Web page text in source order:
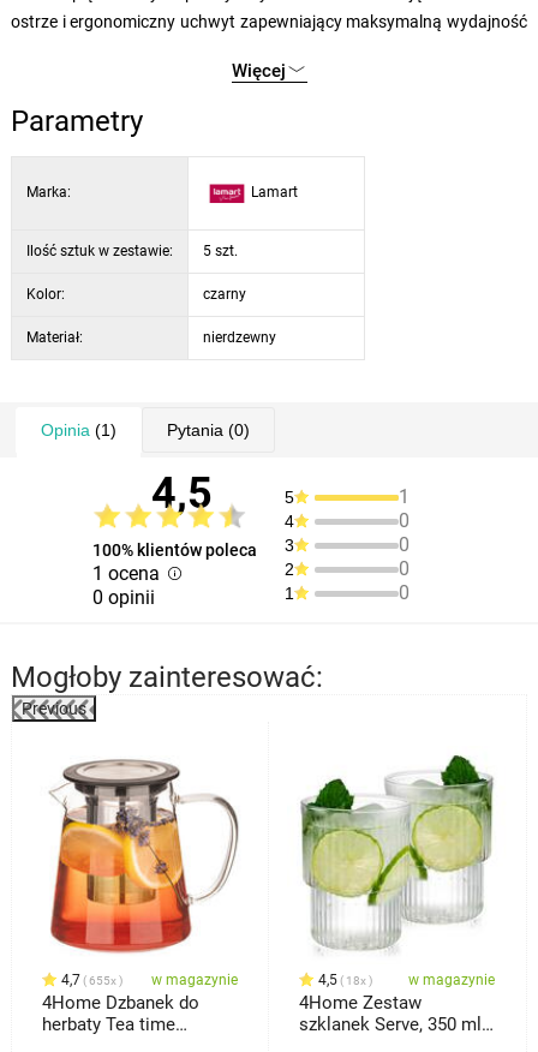
ostrze i ergonomiczny uchwyt zapewniający maksymalną wydajność
Materiał nie wpływa na zapach ani smak krojonych produktów.
Po użyciu zalecamy umycie, wysuszenie i przechowywanie w miejscu
niedostępnym dla dzieci.
spowodować obrażenia ciała.
Blok: 23 × 14 cm
Noże: 9 cm / 15 cm / 20 cm / 20 cm / 20 cm
Więcej
Parametry
Marka: Lamart
Ilość sztuk w zestawie: 5 szt.
Kolor: czarny
Materiał: nierdzewny
Opinia (1) Pytania (0)
4,5
100% klientów poleca
1 ocena
0 opinii
5 1
4 0
3 0
2 0
1 0
Mogłoby zainteresować:
Previous
4,7 655x w magazynie
4Home Dzbanek do
herbaty Tea time
4,5 18x w magazynie
4Home Zestaw
szklanek Serve, 350 ml,